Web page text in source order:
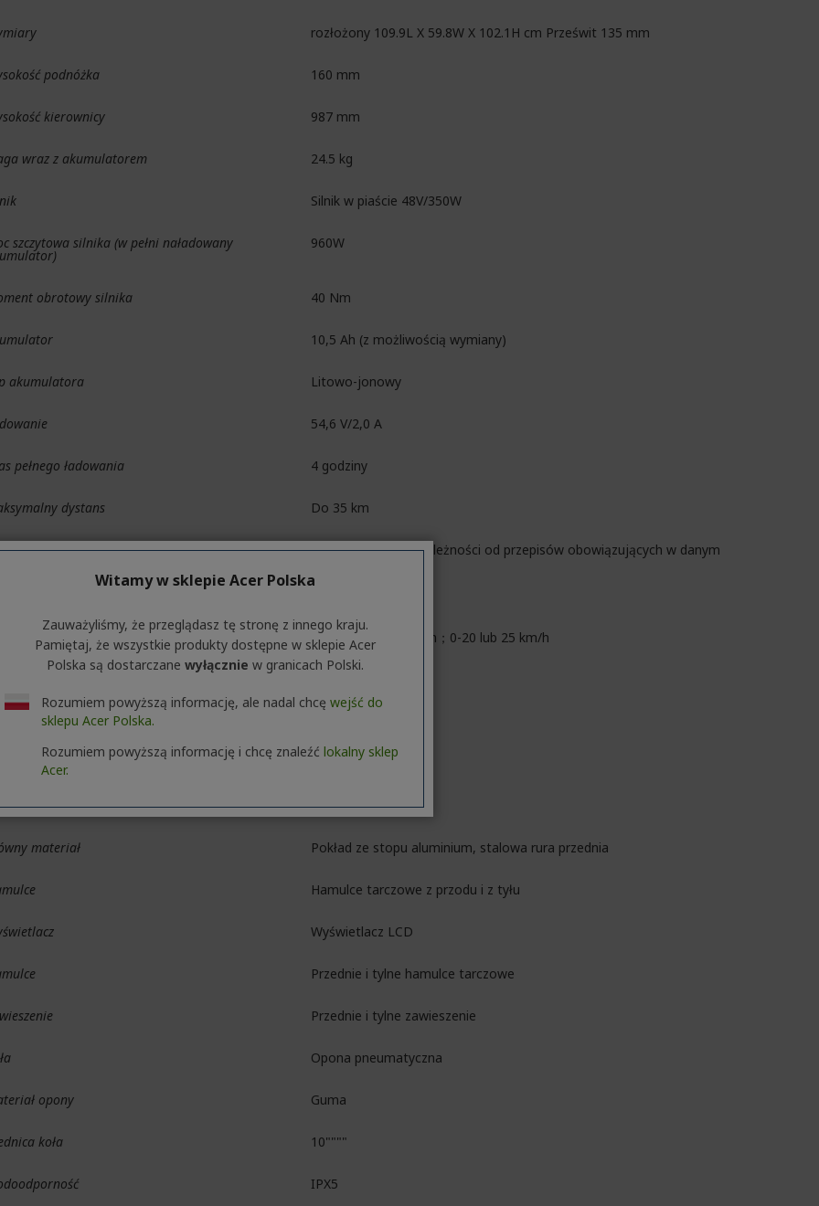
rozłożony 109.9L X 59.8W X 102.1H cm Prześwit 135 mm
podnóżka 160 mm
kierownicy 987 mm
wraz z akumulatorem 24.5 kg
Silnik w piaście 48V/350W
szczytowa silnika (w pełni naładowany 960W
obrotowy silnika 40 Nm
10,5 Ah (z możliwością wymiany)
akumulatora Litowo-jonowy
54,6 V/2,0 A
pełnego ładowania 4 godziny
dystans Do 35 km
prędkość 20 lub 25 km/h (w zależności od przepisów obowiązujących w danym
trybów prędkości 0-6 km/h；0-15 km/h；0-20 lub 25 km/h
obciążenie
135 mm
wewnątrz 550 mm
materiał Pokład ze stopu aluminium, stalowa rura przednia
Hamulce tarczowe z przodu i z tyłu
Wyświetlacz LCD
Przednie i tylne hamulce tarczowe
Przednie i tylne zawieszenie
Opona pneumatyczna
opony Guma
koła 10""""
IPX5
Witamy w sklepie Acer Polska
Zauważyliśmy, że przeglądasz tę stronę z innego kraju.
Pamiętaj, że wszystkie produkty dostępne w sklepie Acer
Polska są dostarczane wyłącznie w granicach Polski.
Rozumiem powyższą informację, ale nadal chcę wejść do
sklepu Acer Polska.
Rozumiem powyższą informację i chcę znaleźć lokalny sklep
Acer.